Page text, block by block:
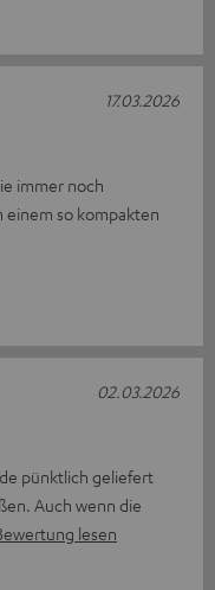
immer noch
einem so kompakten
17.03.2026
pünktlich geliefert
Auch wenn die
lesen
02.03.2026